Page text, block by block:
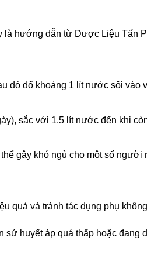
là hướng dẫn từ Dược Liệu Tấn
đó đổ khoảng 1 lít nước sôi vào
sắc với 1.5 lít nước đến khi
gây khó ngủ cho một số người
quả và tránh tác dụng phụ
huyết áp quá thấp hoặc đang